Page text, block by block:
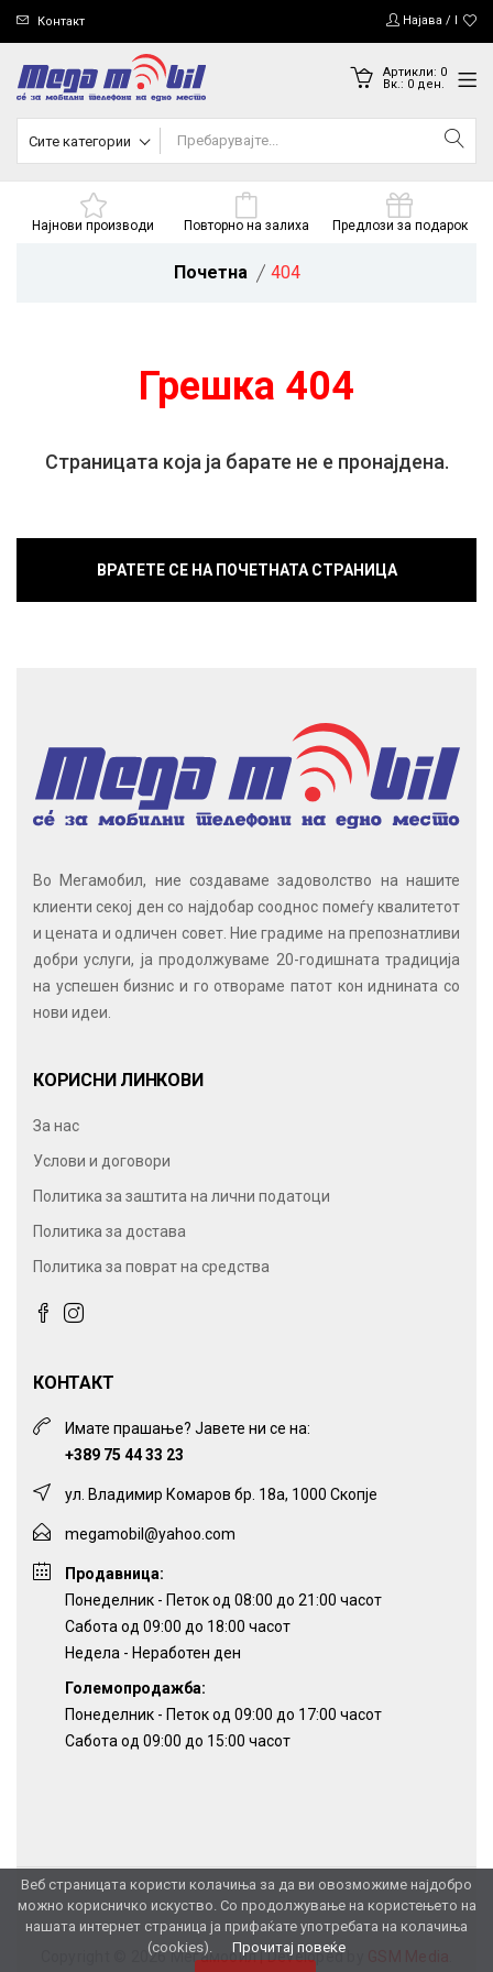
Контакт Најава /
Артикли: 0
Вк.: 0ден.
Сите категории
Најнови производи Повторно на залиха Предлози за подарок
Почетна 404
Грешка 404
Страницата која ја барате не е пронајдена.
ВРАТЕТЕ СЕ НА ПОЧЕТНАТА СТРАНИЦА
Веб страницата користи колачиња за да ви овозможиме најдобро
можно корисничко искуство. Со продолжување на користењето на
нашата интернет страница ја прифаќате употребата на колачиња
(cookies).
Прочитај повеќе
Во Мегамобил, ние создаваме задоволство на нашите
клиенти секој ден со најдобар сооднос помеѓу квалитетот
и цената и одличен совет. Ние градиме на препознатливи
добри услуги, ја продолжуваме 20-годишната традиција
на успешен бизнис и го отвораме патот кон иднината со
нови идеи.
КОРИСНИ ЛИНКОВИ
За нас
Услови и договори
Политика за заштита на лични податоци
Политика за достава
Политика за поврат на средства
КОНТАКТ
Имате прашање? Јавете ни се на:
+389 75 44 33 23
ул. Владимир Комаров бр. 18а, 1000 Скопје
megamobil@yahoo.com
Продавница:
Понеделник - Петок од 08:00 до 21:00 часот
Сабота од 09:00 до 18:00 часот
Недела - Неработен ден
Големопродажба:
Понеделник - Петок од 09:00 до 17:00 часот
Сабота од 09:00 до 15:00 часот
Copyright © 2026 Мегамобил |Developed by